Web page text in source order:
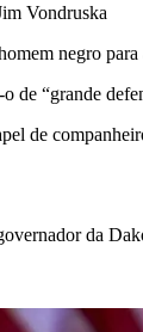
Vondruska
negro
de “grande
de
da